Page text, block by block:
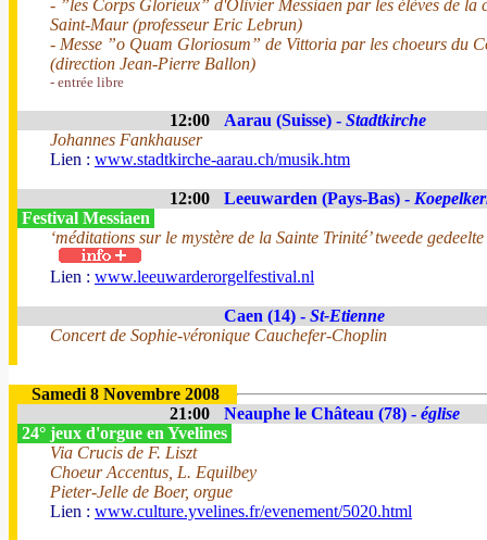
- ”les Corps Glorieux” d'Olivier Messiaen par les élèves de la
Saint-Maur (professeur Eric Lebrun)
- Messe ”o Quam Gloriosum” de Vittoria par les choeurs du
(direction Jean-Pierre Ballon)
- entrée libre
12:00 Aarau (Suisse) - Stadtkirche
Johannes Fankhauser
Lien : www.stadtkirche-aarau.ch/musik.htm
12:00 Leeuwarden (Pays-Bas) -
Festival Messiaen
‘méditations sur le mystère de la Sainte Trinité’ tweede
Lien : www.leeuwarderorgelfestival.nl
Caen (14) - St-Etienne
Concert de Sophie-véronique Cauchefer-Choplin
Samedi 8 Novembre 2008
21:00
Neauphe le Château (78) - église
24° jeux d'orgue en Yvelines
Via Crucis de F. Liszt
Choeur Accentus, L. Equilbey
Pieter-Jelle de Boer, orgue
Lien : www.culture.yvelines.fr/evenement/5020.html